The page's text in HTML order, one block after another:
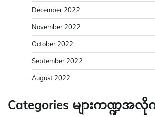
December 2022
November 2022
October 2022
September 2022
August 2022
Categories များကဏ္ဍအ